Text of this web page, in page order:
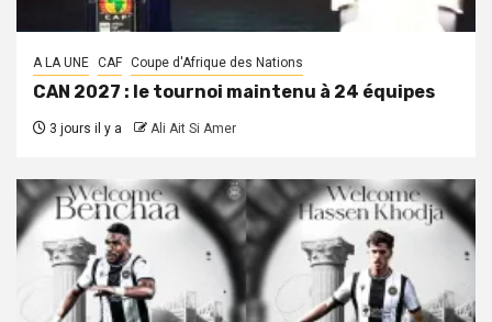
A LA UNE CAF Coupe d'Afrique des Nations
CAN 2027 : le tournoi maintenu à 24 équipes
3 jours il y a Ali Ait Si Amer